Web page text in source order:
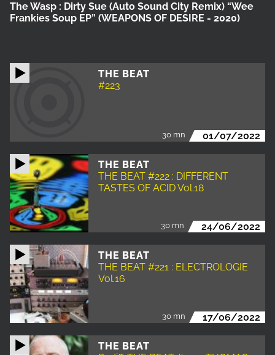
THE BEAT
#223
30 mn 01/07/2022
THE BEAT
THE BEAT #222 : DIFFERENT
TASTES OF ACID Vol.18
30 mn 24/06/2022
THE BEAT
THE BEAT #221 : ELECTROLOGIE
Vol.16
30 mn 17/06/2022
THE BEAT
The Wasp : Dirty Sue (Auto Sound City Remix) “Wee
Frankies Soup EP” (WEAPONS OF DESIRE - 2020)